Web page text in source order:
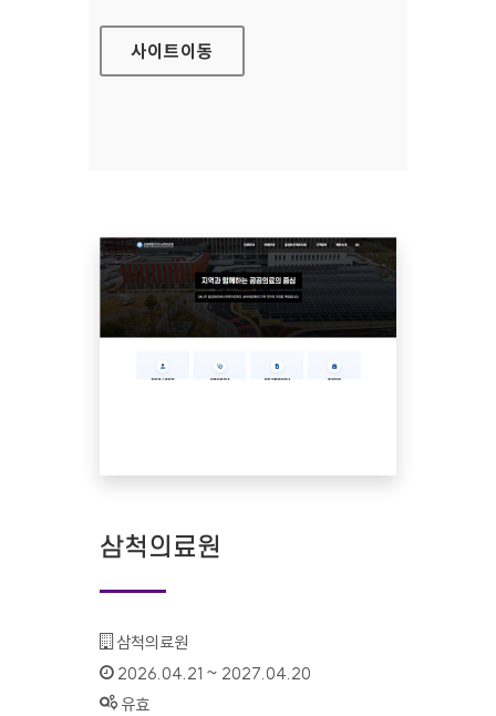
사이트이동
삼척의료원
기관명 :
삼척의료원
인증기간 :
2026.04.21 ~ 2027.04.20
상태 :
유효